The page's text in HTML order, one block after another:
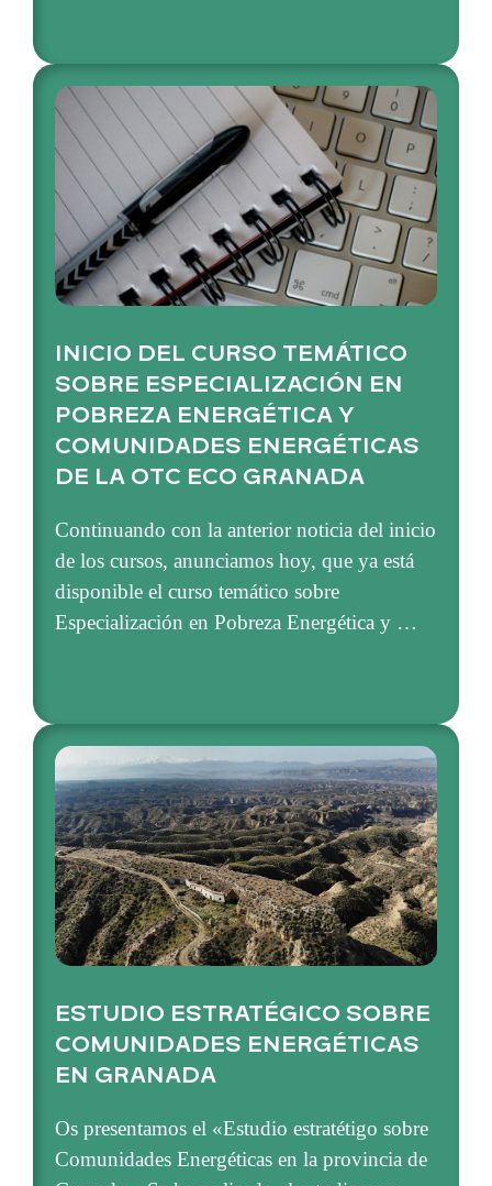
INICIO DEL CURSO TEMÁTICO
SOBRE ESPECIALIZACIÓN EN
POBREZA ENERGÉTICA Y
COMUNIDADES ENERGÉTICAS
DE LA OTC ECO GRANADA
Continuando con la anterior noticia del inicio
de los cursos, anunciamos hoy, que ya está
disponible el curso temático sobre
Especialización en Pobreza Energética y …
ESTUDIO ESTRATÉGICO SOBRE
COMUNIDADES ENERGÉTICAS
EN GRANADA
Os presentamos el «Estudio estratétigo sobre
Comunidades Energéticas en la provincia de